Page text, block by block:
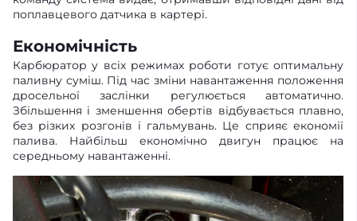
поплавцевого датчика в картері.
Економічність
Карбюратор у всіх режимах роботи готує оптимальну
паливну суміш. Під час зміни навантаження положення
дросельної заслінки регулюється автоматично.
Збільшення і зменшення обертів відбувається плавно,
без різких розгонів і гальмувань. Це сприяє економії
палива. Найбільш економічно двигун працює на
середньому навантаженні.